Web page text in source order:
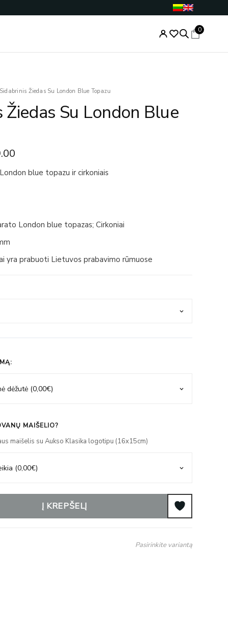
0
Žiedas Su London Blue Topazu
Žiedas Su London Blue
Current
price
is:
blue topazu ir cirkoniais
London blue topazas; Cirkoniai
yra prabuoti Lietuvos prabavimo rūmuose
MAIŠELIO?
maišelis su Aukso Klasika logotipu (16x15cm)
Į KREPŠELĮ
Pasirinkite variantą